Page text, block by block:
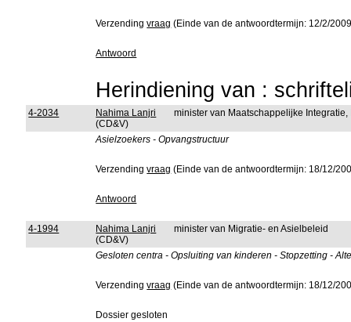
Verzendingvraag (Einde van de antwoordtermijn: 12/2/
Antwoord
Herindiening van :
4-2034
Nahima Lanjri
(CD&V)
minister van Maatschappelijke
Asielzoekers - Opvangstructuur
Verzendingvraag (Einde van de antwoordtermijn: 18/12/
Antwoord
4-1994
Nahima Lanjri
(CD&V)
minister van Migratie- en Asielbeleid
Gesloten centra - Opsluiting van kinderen - Stopzetting -
Verzendingvraag (Einde van de antwoordtermijn: 18/12/
Dossier gesloten